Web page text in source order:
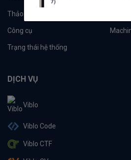
Thảo luận
Công cụ
Trạng thái hệ thống
DỊCH VỤ
Viblo
Viblo Code
Viblo CTF